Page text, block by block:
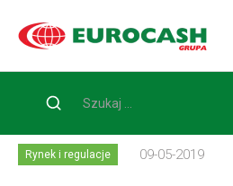
Home Blog
– sieć Inmedio w awangardzie
Rynek i regulacje 09-05-2019